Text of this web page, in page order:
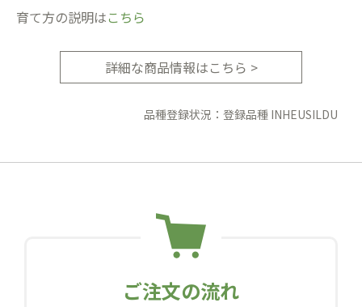
育て方の説明はこちら
詳細な商品情報はこちら >
品種登録状況：登録品種 INHEUSILDU
ご注文の流れ